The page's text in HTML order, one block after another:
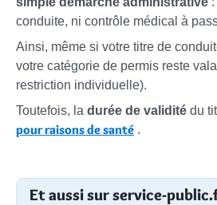
conduite, ni contrôle médical à
Ainsi, même si votre titre de
votre catégorie de permis reste
restriction individuelle).
Toutefois, la durée de validité du
pour raisons de santé .
Et aussi sur service-